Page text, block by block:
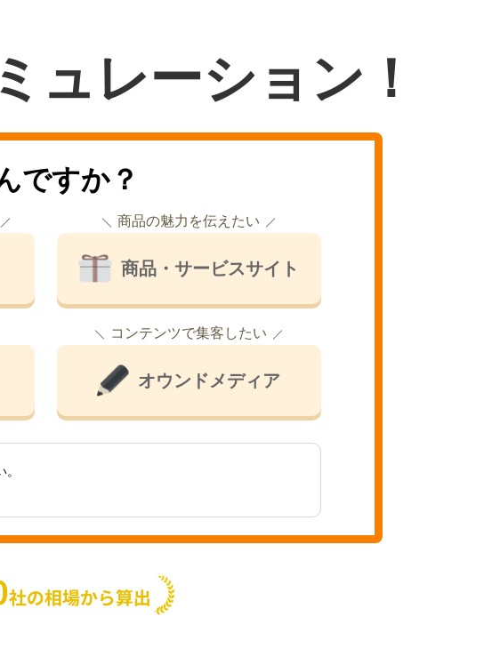
ュレーション！
ですか？
商品の魅力を伝えたい
商品・サービスサイト
コンテンツで集客したい
オウンドメディア